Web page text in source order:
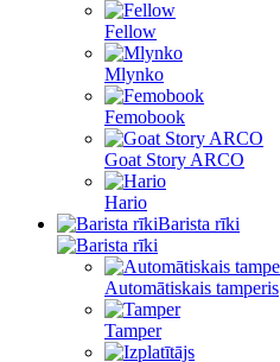
Fellow
Mlynko
Femobook
Goat Story ARCO
Hario
Barista rīki
Automātiskais tamperis
Tamper